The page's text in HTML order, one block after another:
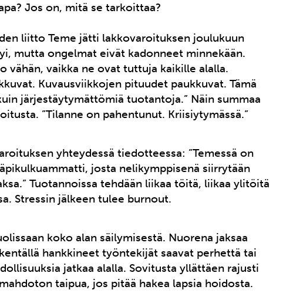
Jos on, mitä se tarkoittaa?
liitto Teme jätti lakkovaroituksen joulukuun
mutta ongelmat eivät kadonneet minnekään.
vähän, vaikka ne ovat tuttuja kaikille alalla.
Kuvausviikkojen pituudet paukkuvat. Tämä
järjestäytymättömiä tuotantoja.” Näin summaa
”Tilanne on pahentunut. Kriisiytymässä.”
yhteydessä tiedotteessa: ”Temessä on
josta nelikymppisenä siirrytään
Tuotannoissa tehdään liikaa töitä, liikaa ylitöitä
Stressin jälkeen tulee burnout.
koko alan säilymisestä. Nuorena jaksaa
hankkineet työntekijät saavat perhettä tai
jatkaa alalla. Sovitusta yllättäen rajusti
taipua, jos pitää hakea lapsia hoidosta.